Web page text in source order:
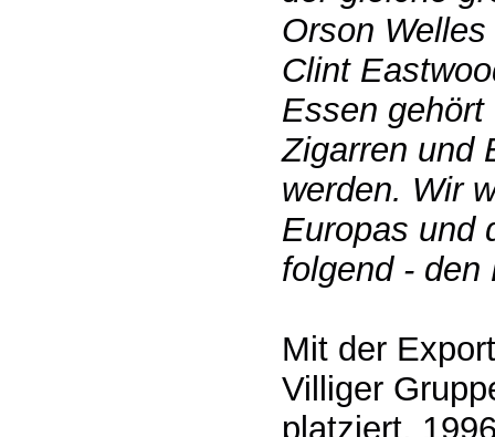
Orson
Clint
Essen
Zigarren und
werden. Wir
Europas und
folgend - den
Mit der
Villiger
platziert.